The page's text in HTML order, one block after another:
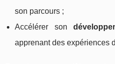
son parcours ;
Accélérer son
apprenant des expériences